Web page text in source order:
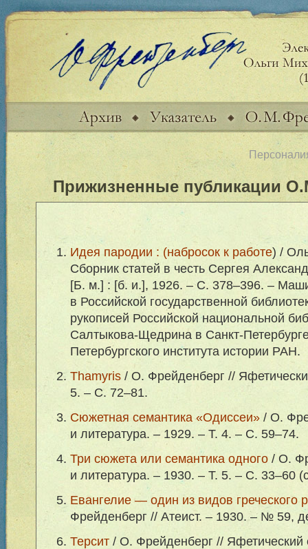
Прижизненные публикации
Идея пародии : (набросок к работе) /
Сборник статей в честь Сергея
[Б. м.] : [б. и.], 1926. – С. 378–396. –
в Российской государственной
рукописей Российской национальной
Салтыкова-Щедрина в Санкт-
Петербургского института истории РАН.
Thamyris/ О. Фрейденберг //
5. – С. 72–81.
Сюжетная семантика «Одиссеи»/ О.
и литература. – 1929. – Т. 4. – С. 59–74.
Три сюжета или семантика одного/ О.
и литература. – 1930. – Т. 5. – С. 33–60
Евангелие — один из видов греческого
Фрейденберг // Атеист. – 1930. – № 59,
Терсит/ О. Фрейденберг // Яфетический